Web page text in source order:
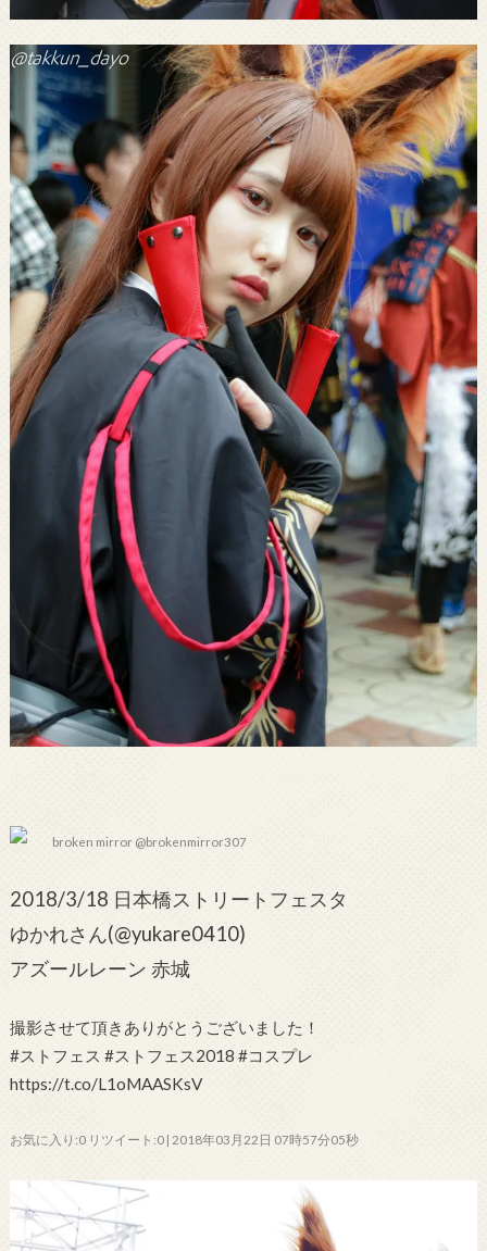
broken mirror @brokenmirror307
2018/3/18 日本橋ストリートフェスタ
ゆかれさん(@yukare0410)
アズールレーン 赤城
撮影させて頂きありがとうございました！
#ストフェス #ストフェス2018 #コスプレ
https://t.co/L1oMAASKsV
お気に入り:0 リツイート:0 | 2018年03月22日 07時57分05秒